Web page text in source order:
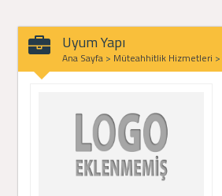
Uyum Yapı
Ana Sayfa > Müteahhitlik Hizmetleri >